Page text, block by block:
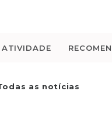
ATIVIDADE
as notícias